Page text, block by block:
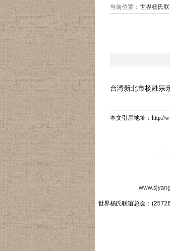
当前位置： 世界杨氏
台湾新北市杨姓
本文引用地址： http://
世界杨氏联谊总会：